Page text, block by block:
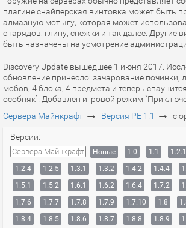
плагине снайперская винтовка может быть
алмазную мотыгу, которая может
снарядов: глину, снежки и так далее. Другие
быть назначены на усмотрение
Discovery Update вышедшее 1 июня 2017.
обновление принесло: зачарование починки,
мобов, 4 блока, 4 предмета и теперь
особняк`. Добавлен игровой режим
Сервера Майнкрафт → Версия PE 1.1 → с
Версии:
Сервера Майнкрафт Новые 1.0 1.1 1.2.1
1.2.4
1.2.5 1.3.1 1.3.2 1.4.2 1.4.4
1.5.1
1.5.2 1.6.1 1.6.2 1.6.4 1.7.2
1.7.6
1.7.7 1.7.8 1.7.9 1.7.10 1.8
1.8.4
1.8.5 1.8.6 1.8.7 1.8.8 1.8.9